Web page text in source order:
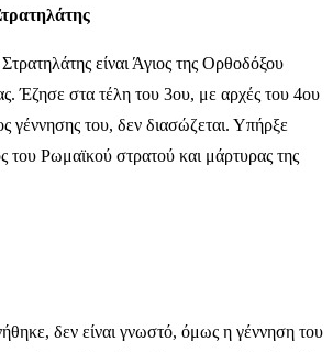
είναι Άγιος της Ορθοδόξου
Έζησε στα τέλη του 3ου, με αρχές του 4ου
γέννησης του, δεν διασώζεται. Υπήρξε
του Ρωμαϊκού στρατού και μάρτυρας της
δεν είναι γνωστό, όμως η γέννηση του